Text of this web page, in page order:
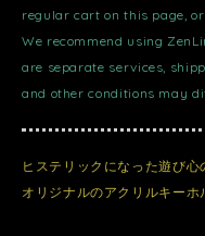
regular cart on this page,
We recommend using
are separate services,
and other conditions may
ヒステリックになった遊び
オリジナルのアクリルキー